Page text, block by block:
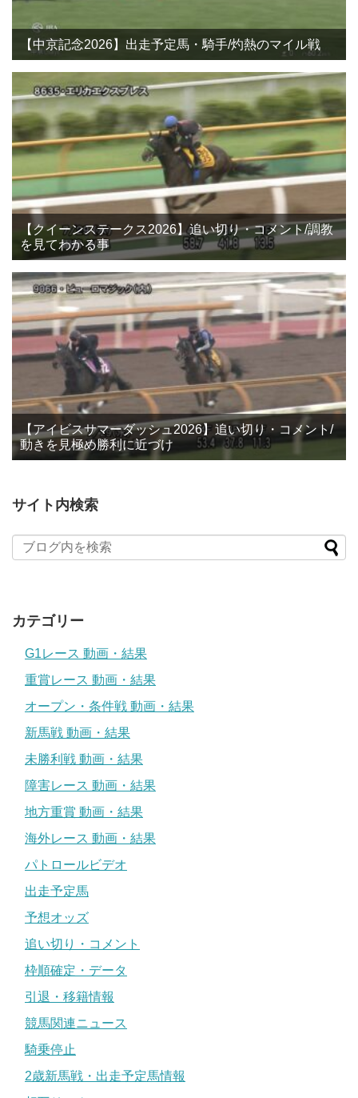
【中京記念2026】出走予定馬・騎手/灼熱のマイル戦
【クイーンステークス2026】追い切り・コメント/調教
を見てわかる事
【アイビスサマーダッシュ2026】追い切り・コメント/
動きを見極め勝利に近づけ
サイト内検索
カテゴリー
G1レース 動画・結果
重賞レース 動画・結果
オープン・条件戦 動画・結果
新馬戦 動画・結果
未勝利戦 動画・結果
障害レース 動画・結果
地方重賞 動画・結果
海外レース 動画・結果
パトロールビデオ
出走予定馬
予想オッズ
追い切り・コメント
枠順確定・データ
引退・移籍情報
競馬関連ニュース
騎乗停止
2歳新馬戦・出走予定馬情報